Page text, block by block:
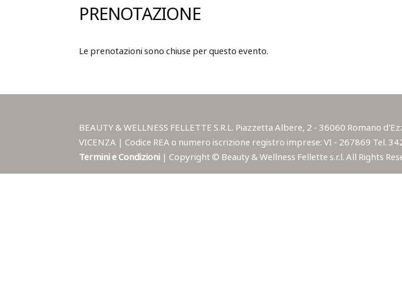
PRENOTAZIONE
Le prenotazioni sono chiuse per questo evento.
BEAUTY & WELLNESS FELLETTE S.R.L. Piazzetta Albere, 2 - 36060 Romano
VICENZA | Codice REA o numero iscrizione registro imprese: VI - 267869 Tel.
Termini e Condizioni | Copyright © Beauty & Wellness Fellette s.r.l. All Rights